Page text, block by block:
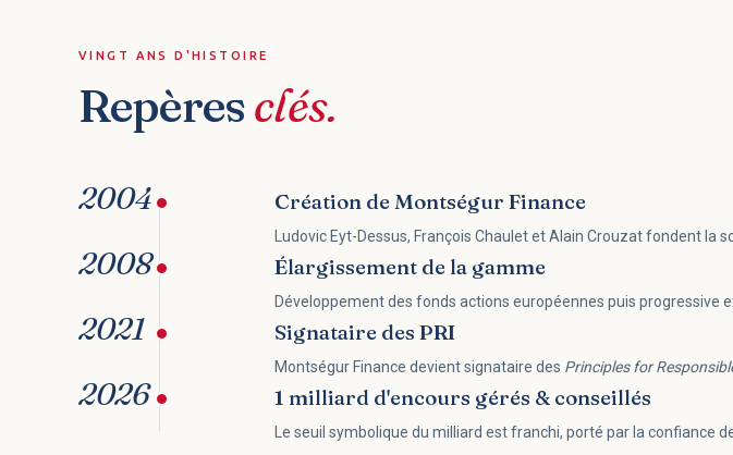
VINGT ANS D'HISTOIRE
Repèresclés.
2004 Création de Montségur Finance
Ludovic Eyt-Dessus, François Chaulet et Alain Crouzat fondent la
2008 Élargissement de la gamme
Développement des fonds actions européennes puis progressive
2021 Signataire des PRI
Montségur Finance devient signataire des Principles for
2026 1 milliard d'encours gérés & conseillés
Le seuil symbolique du milliard est franchi, porté par la confiance